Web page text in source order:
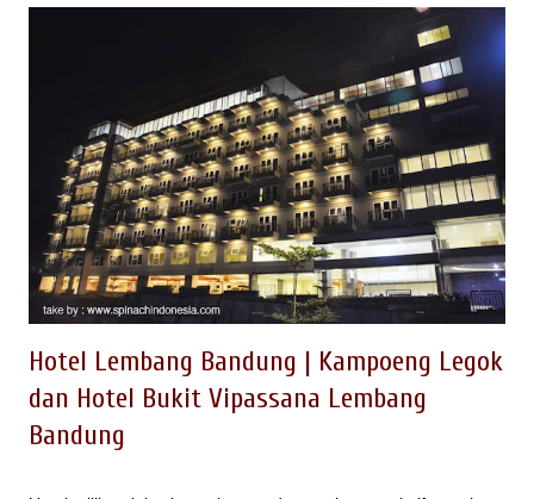
agrowisata berbasi pengembangan masyarakat. OUTBOUND
DI WISATA KAMPUNG KAKTUS Salah satu tempat wisata
outbound kemasan berbeda, saat ini sedang dikembangkan
berupa Wisata Outbound Kampung Kaktus Lembang.
Kegiatan outbound berupa Eko Wisata dan Agro Wisata di
Kampung Cikidang Langensari Lembang Bandung ini, pada
awalnya dikembangkan pada 2007 melalui kemasan program
studi banding dari beberapa perusahaan besar di Indonesia
dengan fasilitator EO Spinach Indonesia. Penamaan...
Hotel Lembang Bandung | Kampoeng Legok
dan Hotel Bukit Vipassana Lembang
Bandung